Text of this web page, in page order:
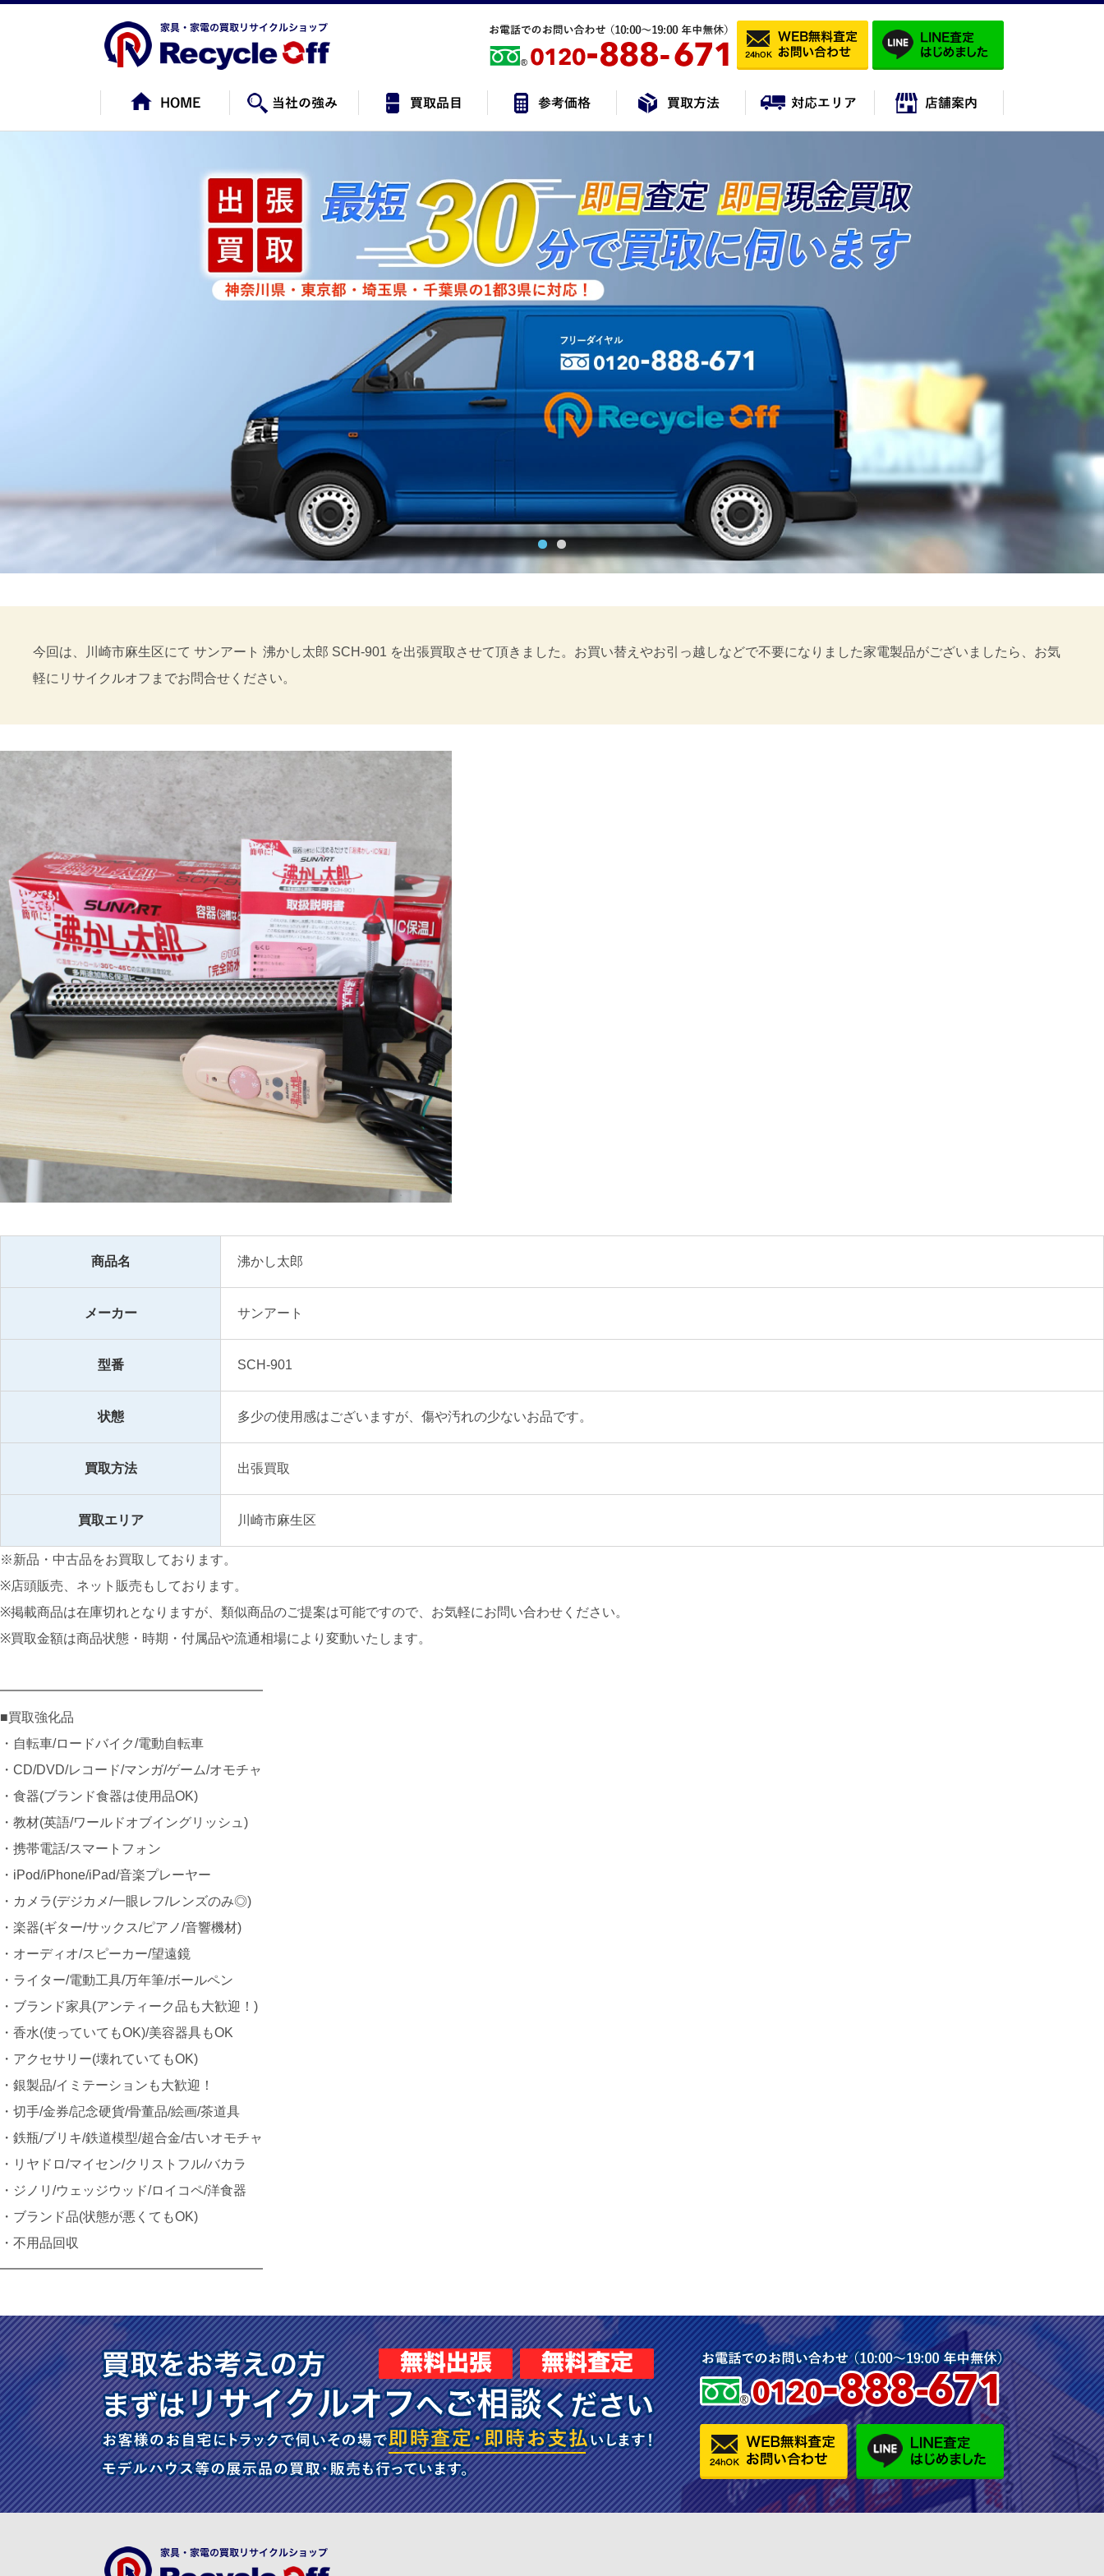
今回は、川崎市麻生区にて サンアート 沸かし太郎 SCH-901 を出張買取させて頂きました。お買い替えやお引っ越しなどで不要になりました家電製品がございましたら、お気
軽にリサイクルオフまでお問合せください。
商品名 沸かし太郎
メーカー サンアート
型番 SCH-901
状態 多少の使用感はございますが、傷や汚れの少ないお品です。
買取方法 出張買取
買取エリア 川崎市麻生区
※新品・中古品をお買取しております。
※店頭販売、ネット販売もしております。
※掲載商品は在庫切れとなりますが、類似商品のご提案は可能ですので、お気軽にお問い合わせください。
※買取金額は商品状態・時期・付属品や流通相場により変動いたします。
━━━━━━━━━━━━━━━━━━━━
■買取強化品
・自転車/ロードバイク/電動自転車
・CD/DVD/レコード/マンガ/ゲーム/オモチャ
・食器(ブランド食器は使用品OK)
・教材(英語/ワールドオブイングリッシュ)
・携帯電話/スマートフォン
・iPod/iPhone/iPad/音楽プレーヤー
・カメラ(デジカメ/一眼レフ/レンズのみ◎)
・楽器(ギター/サックス/ピアノ/音響機材)
・オーディオ/スピーカー/望遠鏡
・ライター/電動工具/万年筆/ボールペン
・ブランド家具(アンティーク品も大歓迎！)
・香水(使っていてもOK)/美容器具もOK
・アクセサリー(壊れていてもOK)
・銀製品/イミテーションも大歓迎！
・切手/金券/記念硬貨/骨董品/絵画/茶道具
・鉄瓶/ブリキ/鉄道模型/超合金/古いオモチャ
・リヤドロ/マイセン/クリストフル/バカラ
・ジノリ/ウェッジウッド/ロイコペ/洋食器
・ブランド品(状態が悪くてもOK)
・不用品回収
━━━━━━━━━━━━━━━━━━━━